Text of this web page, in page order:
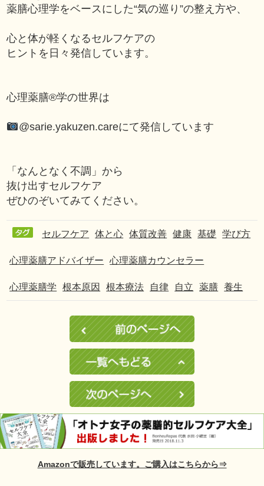
薬膳心理学をベースにした“気の巡り”の整え方や、
心と体が軽くなるセルフケアの
ヒントを日々発信しています。
心理薬膳®学の世界は
@sarie.yakuzen.careにて発信しています
「なんとなく不調」から
抜け出すセルフケア
ぜひのぞいてみてください。
セルフケア 体と心 体質改善 健康 基礎 学び方
心理薬膳アドバイザー 心理薬膳カウンセラー
心理薬膳学 根本原因 根本療法 自律 自立 薬膳 養生
Amazonで販売しています。ご購入はこちらから⇒